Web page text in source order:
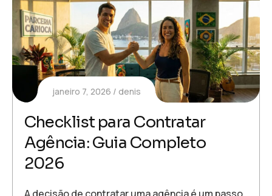
janeiro 7, 2026 denis
Checklist para Contratar
Agência: Guia Completo
2026